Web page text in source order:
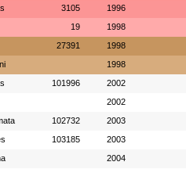
3105 1996
19 1998
27391 1998
1998
101996 2002
2002
102732 2003
103185 2003
2004